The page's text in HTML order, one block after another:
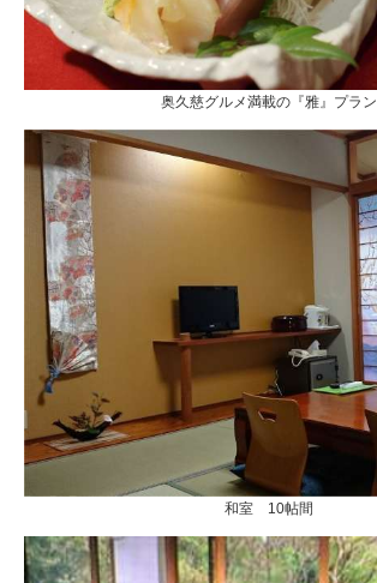
奥久慈グルメ満載の『雅』プラン
和室 10帖間